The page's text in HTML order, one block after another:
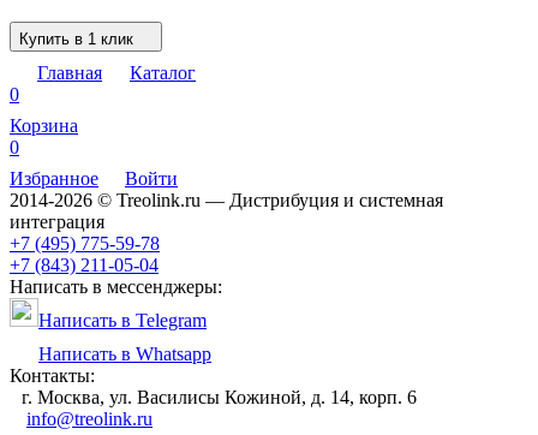
Купить в 1 клик
Главная
Каталог
0
Корзина
0
Избранное
Войти
2014-2026 © Treolink.ru — Дистрибуция и системная
интеграция
+7 (495) 775-59-78
+7 (843) 211-05-04
Написать в мессенджеры:
Написать в Telegram
Написать в Whatsapp
Контакты:
г. Москва, ул. Василисы Кожиной, д. 14, корп. 6
info@treolink.ru